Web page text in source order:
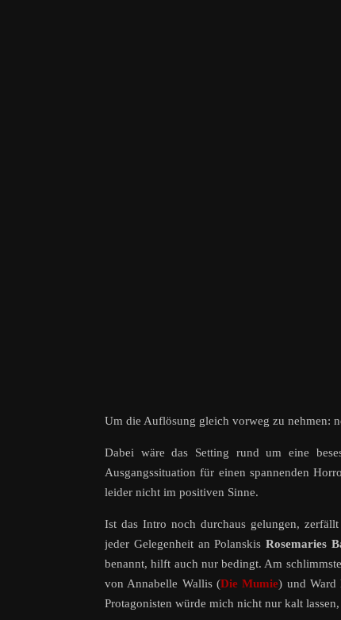
Um die Auflösung gleich vorweg zu nehmen:
Dabei wäre das Setting rund um eine
Ausgangssituation für einen spannenden
leider nicht im positiven Sinne.
Ist das Intro noch durchaus gelungen,
jeder Gelegenheit an PolanskisRosemaries
benannt, hilft auch nur bedingt. Am
von Annabelle Wallis (Die Mumie) und Ward
Protagonisten würde mich nicht nur kalt